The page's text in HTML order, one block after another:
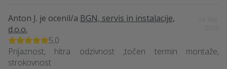
Anton J. je ocenil/a BGN, servis in instalacije,
d.o.o.
5,0
Prijaznost, hitra odzivnost ,točen termin montaže,
strokovnost